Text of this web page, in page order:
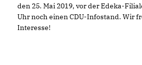
den 25. Mai 2019, vor der Edeka-
Uhr noch einen CDU-Infostand. Wir
Interesse!